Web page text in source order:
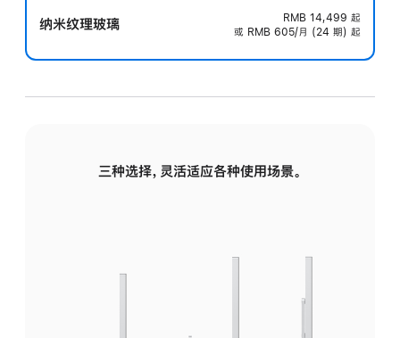
纳米纹理玻璃 RMB 14,499 起
或 RMB 605/月 (24 期) 起
三种选择，灵活适应各种使用场景。